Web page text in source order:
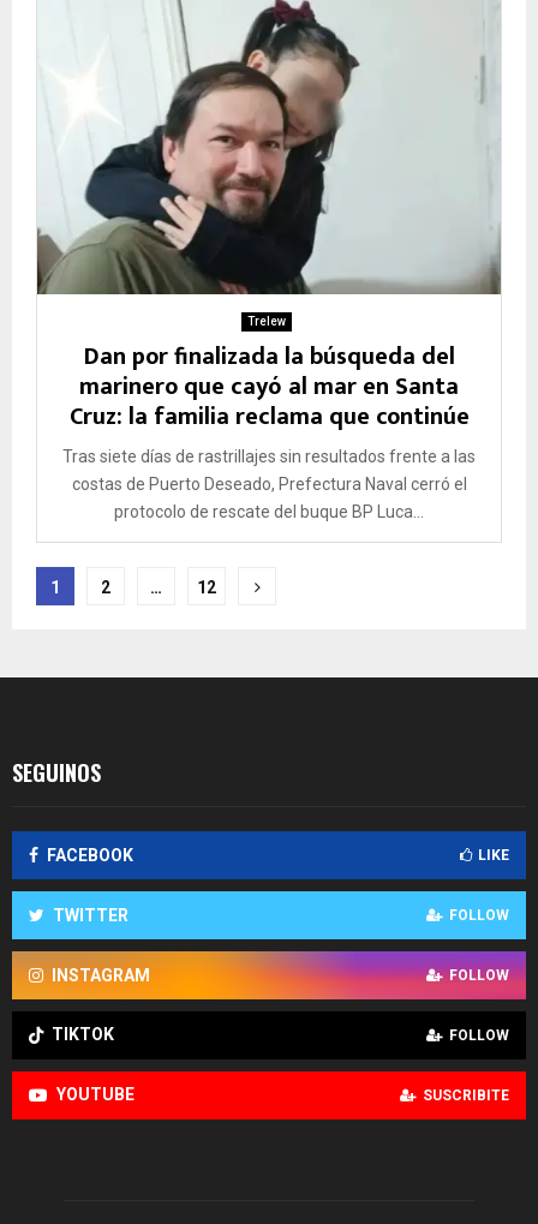
Trelew
Dan por finalizada la búsqueda del
marinero que cayó al mar en Santa
Cruz: la familia reclama que continúe
Tras siete días de rastrillajes sin resultados frente a las
costas de Puerto Deseado, Prefectura Naval cerró el
protocolo de rescate del buque BP Luca...
Paginación
entradas
1 2 … 12
SEGUINOS
FACEBOOK LIKE
TWITTER FOLLOW
INSTAGRAM FOLLOW
TIKTOK FOLLOW
YOUTUBE SUSCRIBITE